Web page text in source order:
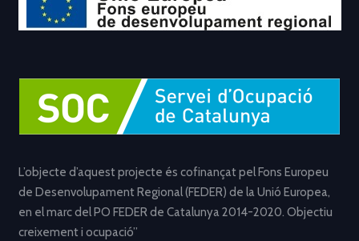
L’objecte d’aquest projecte és cofinançat pel Fons Europeu
de Desenvolupament Regional (FEDER) de la Unió Europea,
en el marc del PO FEDER de Catalunya 2014-2020. Objectiu
creixement i ocupació”